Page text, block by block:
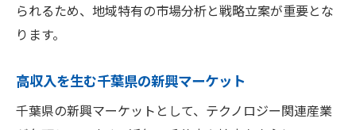
られるため、地域特有の市場分析と戦略立案が重要とな
ります。
高収入を生む千葉県の新興マーケット
千葉県の新興マーケットとして、テクノロジー関連産業